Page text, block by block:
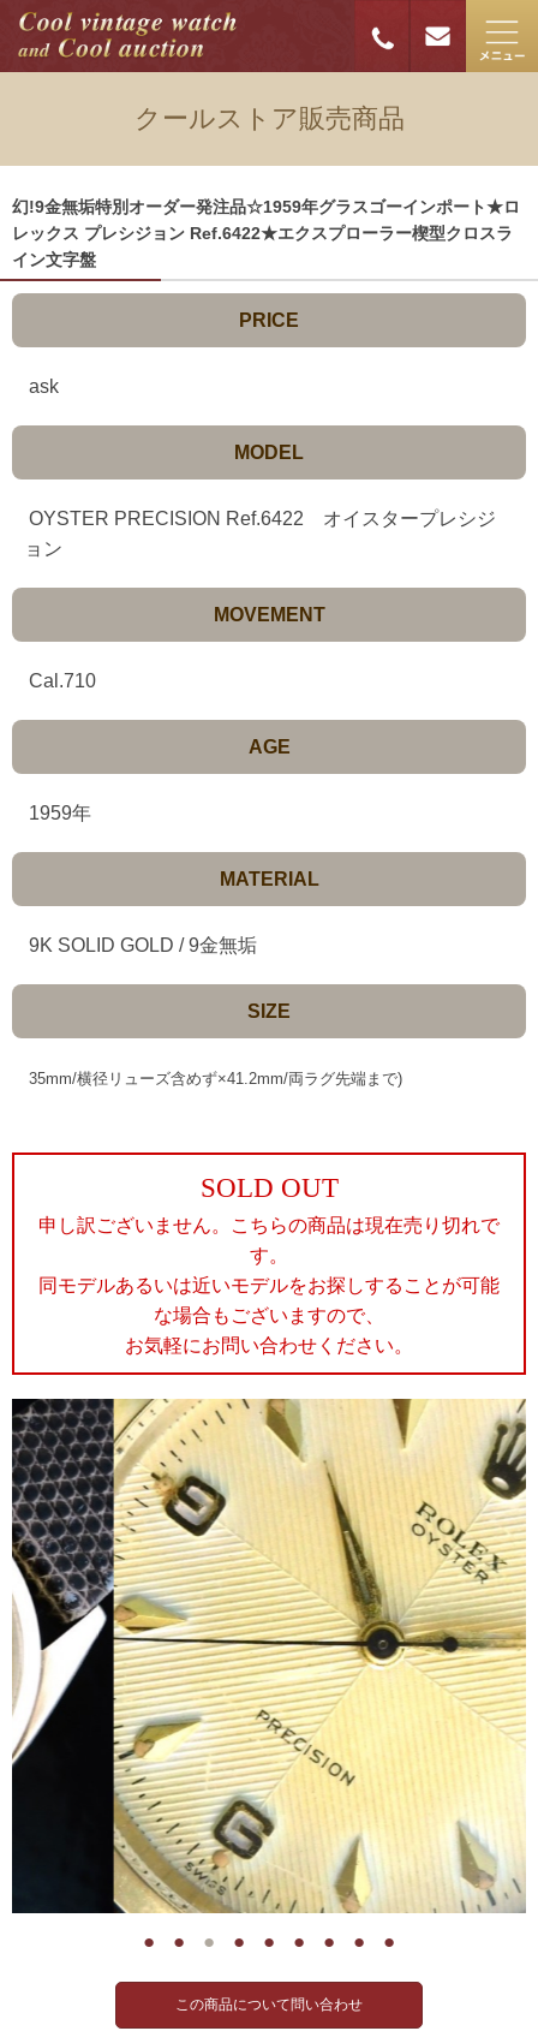
クールストア販売商品
幻!9金無垢特別オーダー発注品☆1959年グラスゴーインポート★ロ
レックス プレシジョン Ref.6422★エクスプローラー楔型クロスラ
イン文字盤
PRICE
ask
MODEL
OYSTER PRECISION Ref.6422 オイスタープレシジ
ョン
MOVEMENT
Cal.710
AGE
1959年
MATERIAL
9K SOLID GOLD / 9金無垢
SIZE
35mm/横径リューズ含めず×41.2mm/両ラグ先端まで)
SOLD OUT
申し訳ございません。こちらの商品は現在売り切れで
す。
同モデルあるいは近いモデルをお探しすることが可能
な場合もございますので、
お気軽にお問い合わせください。
● ● ● ● ● ● ● ● ●